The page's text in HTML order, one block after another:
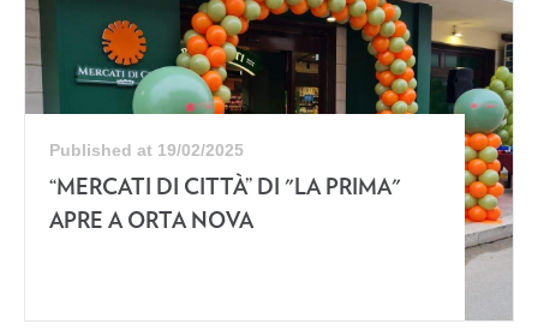
Published at 19/02/2025
“MERCATI DI CITTÀ” DI "LA PRIMA"
APRE A ORTA NOVA